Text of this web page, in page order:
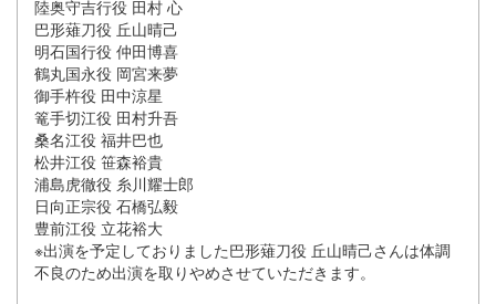
陸奥守吉行役 田村 心
巴形薙刀役 丘山晴己
明石国行役 仲田博喜
鶴丸国永役 岡宮来夢
御手杵役 田中涼星
篭手切江役 田村升吾
桑名江役 福井巴也
松井江役 笹森裕貴
浦島虎徹役 糸川耀士郎
日向正宗役 石橋弘毅
豊前江役 立花裕大
※出演を予定しておりました巴形薙刀役 丘山晴己さんは体調
不良のため出演を取りやめさせていただきます。